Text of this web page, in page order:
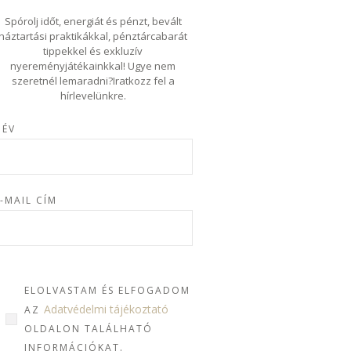
Spórolj időt, energiát és pénzt, bevált
praktikákkal, pénztárcabarát
tippekkel és exkluzív
nyereményjátékainkkal! Ugye nem
szeretnél lemaradni?Iratkozz fel a
hírlevelünkre.
MAIL CÍM
ELOLVASTAM ÉS ELFOGADOM
AZ Adatvédelmi tájékoztató
OLDALON TALÁLHATÓ
INFORMÁCIÓKAT.